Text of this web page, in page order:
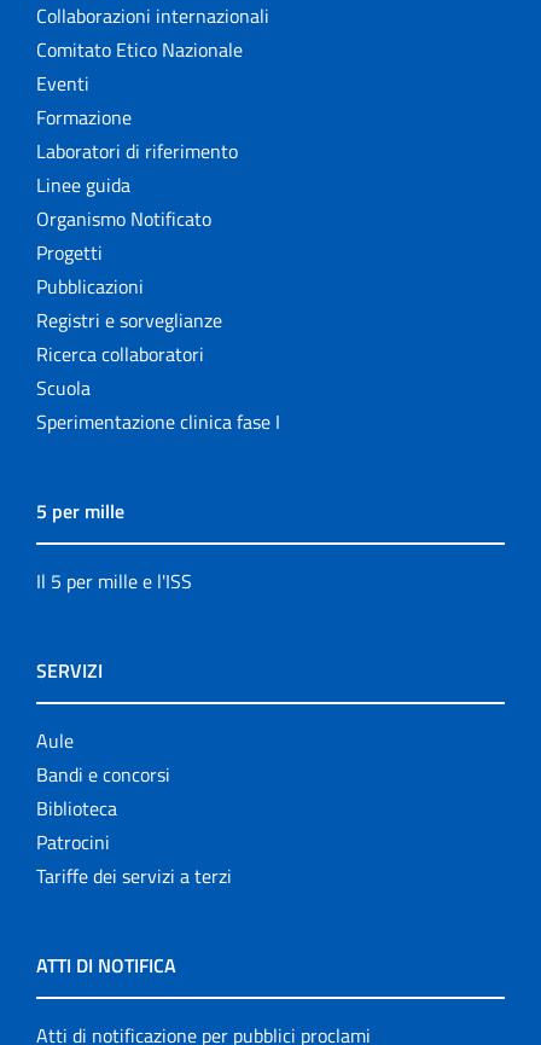
Collaborazioni internazionali
Comitato Etico Nazionale
Eventi
Formazione
Laboratori di riferimento
Linee guida
Organismo Notificato
Progetti
Pubblicazioni
Registri e sorveglianze
Ricerca collaboratori
Scuola
Sperimentazione clinica fase I
5 per mille
Il 5 per mille e l'ISS
SERVIZI
Aule
Bandi e concorsi
Biblioteca
Patrocini
Tariffe dei servizi a terzi
ATTI DI NOTIFICA
Atti di notificazione per pubblici proclami